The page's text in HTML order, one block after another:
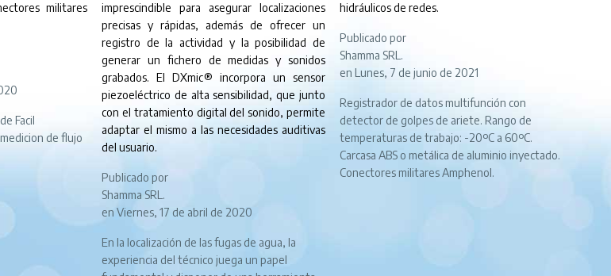
militares
Facil
de flujo
imprescindible para asegurar localizaciones
precisas y rápidas, además de ofrecer un
registro de la actividad y la posibilidad de
generar un fichero de medidas y sonidos
grabados. El DXmic® incorpora un sensor
piezoeléctrico de alta sensibilidad, que junto
con el tratamiento digital del sonido, permite
adaptar el mismo a las necesidades auditivas
del usuario.
Publicado por
Shamma SRL.
en Viernes, 17 de abril de 2020
En la localización de las fugas de agua, la
experiencia del técnico juega un papel
hidráulicos de redes.
Publicado por
Shamma SRL.
en Lunes, 7 de junio de 2021
Registrador de datos multifunción con
detector de golpes de ariete. Rango de
temperaturas de trabajo: -20ºC a 60ºC.
Carcasa ABS o metálica de aluminio inyectado.
Conectores militares Amphenol.